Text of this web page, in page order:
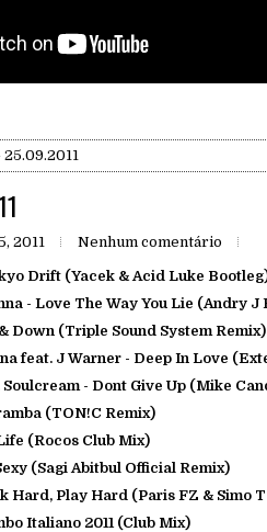
25.09.2011
2011 Nenhum comentário
Drift (Yacek & Acid Luke
- Love The Way You Lie (Andry J
Down (Triple Sound System Remix)
feat. J Warner - Deep In Love
- Dont Give Up (Mike
(TON!C Remix)
(Rocos Club Mix)
(Sagi Abitbul Official Remix)
Hard, Play Hard (Paris FZ & Simo
Italiano 2011 (Club Mix)